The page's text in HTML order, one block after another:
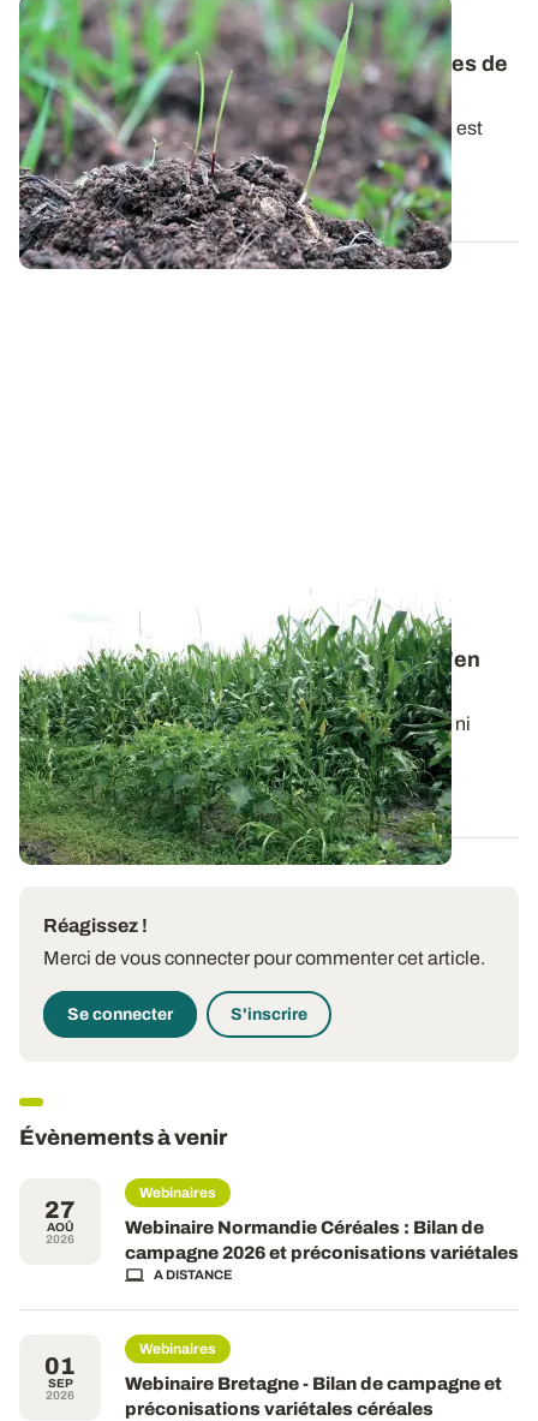
FICHES ADVENTICES
Connaître et contrôler les mauvaises herbes de
vos parcelles
La connaissance de la biologie de la flore adventice est
essentielle dans la mise en place...
28 OCT. 2021
Daturas en fleur dans le maïs : comment s'en
débarrasser au plus vite ?
Il n’est plus possible d’intervenir ni mécaniquement ni
chimiquement sur la flore...
24 JUILL. 2025
Réagissez !
Merci de vous connecter pour commenter cet article.
Se connecter S'inscrire
Évènements à venir
27
AOÛ
2026
Webinaires
Webinaire Normandie Céréales : Bilan de
campagne 2026 et préconisations variétales
A DISTANCE
01
SEP
2026
Webinaires
Webinaire Bretagne - Bilan de campagne et
préconisations variétales céréales